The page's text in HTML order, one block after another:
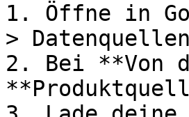
1. Öffne in
>
2. Bei